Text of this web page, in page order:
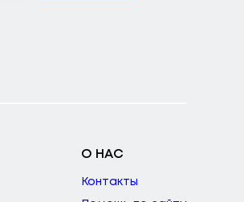
О НАС
Контакты